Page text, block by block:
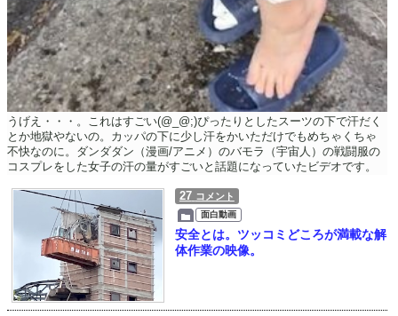
うげえ・・・。これはすごい(@_@;)ぴったりとしたスーツの下で汗だく
とか地獄やないの。カッパの下に少し汗をかいただけでもめちゃくちゃ
不快なのに。ダンダダン（漫画/アニメ）のバモラ（宇宙人）の戦闘服の
コスプレをした女子の汗の量がすごいと話題になっていたビデオです。
27 コメント
面白動画
安全とは。ツッコミどころが満載な解
体作業の映像。